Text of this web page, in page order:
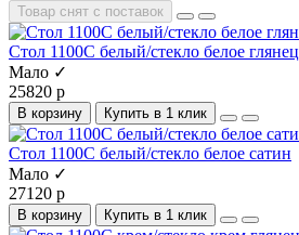
Товар снят с поставок
Стол 1100С белый/стекло белое глянец
Мало ✓
25820 р
В корзину Купить в 1 клик
Стол 1100С белый/стекло белое сатин
Мало ✓
27120 р
В корзину Купить в 1 клик